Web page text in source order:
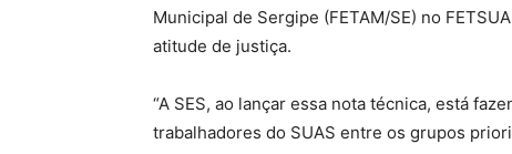
Municipal de Sergipe (FETAM/SE) no
atitude de justiça.
“A SES, ao lançar essa nota técnica, está
trabalhadores do SUAS entre os grupos